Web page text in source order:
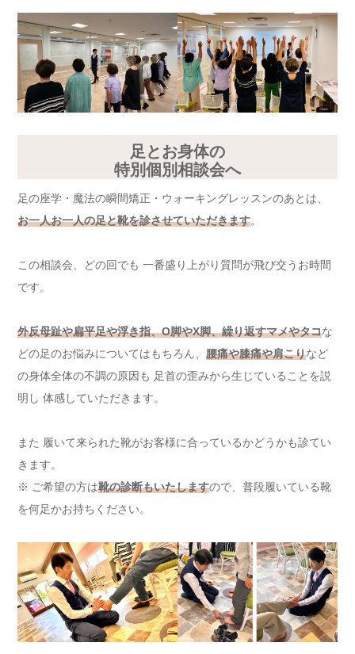
足とお身体の
特別個別相談会へ
足の座学・魔法の瞬間矯正・ウォーキングレッスンのあとは、
お一人お一人の足と靴を診させていただきます。
この相談会、どの回でも 一番盛り上がり質問が飛び交うお時間
です。
外反母趾や扁平足や浮き指、O脚やX脚、繰り返すマメやタコな
どの足のお悩みについてはもちろん、 腰痛や膝痛や肩こりなど
の身体全体の不調の原因も 足首の歪みから生じていることを説
明し 体感していただきます。
また 履いて来られた靴がお客様に合っているかどうかも診てい
きます。
※ ご希望の方は靴の診断もいたしますので、普段履いている靴
を何足かお持ちください。